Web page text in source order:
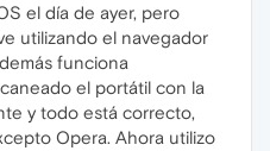
el día de ayer, pero
utilizando el navegador
funciona
el portátil con la
y todo está correcto,
Opera. Ahora utilizo